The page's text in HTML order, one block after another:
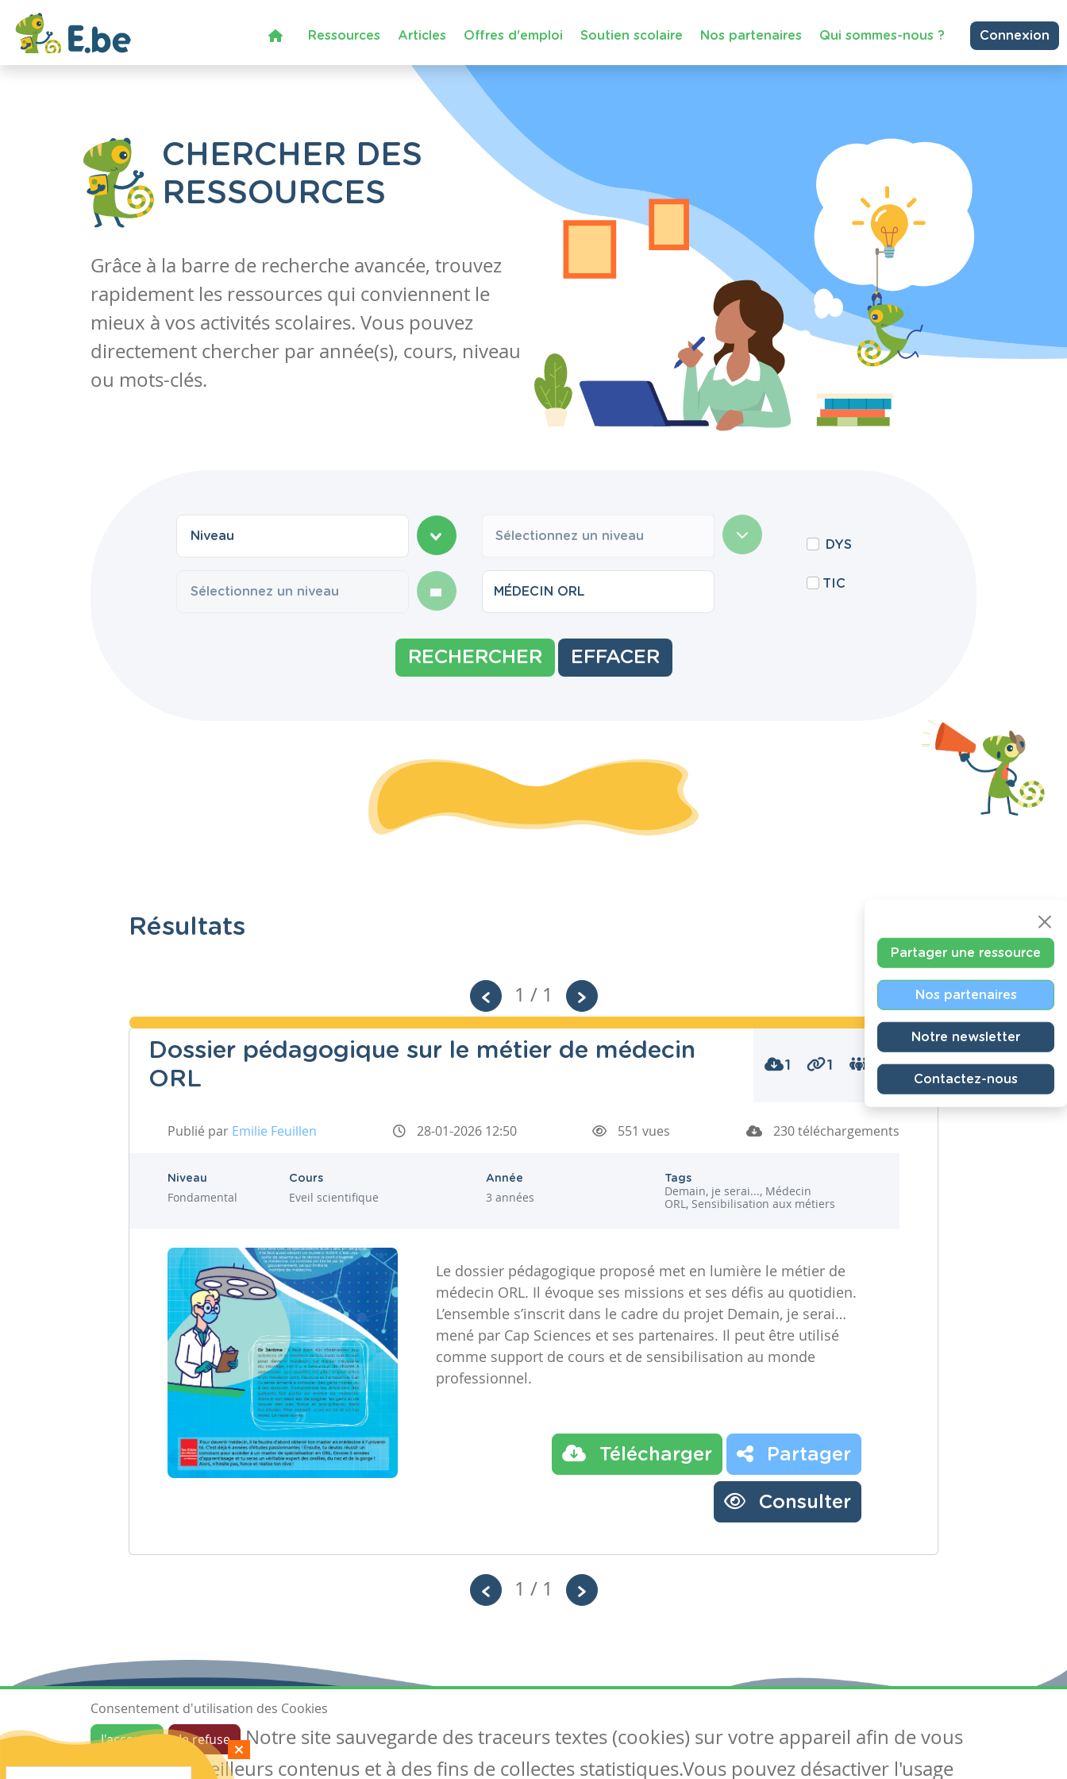
Ressources Articles Offres d'emploi Soutien scolaire Nos partenaires Qui sommes-nous ? Connexion
CHERCHER DES
RESSOURCES
Grâce à la barre de recherche avancée, trouvez
rapidement les ressources qui conviennent le
mieux à vos activités scolaires. Vous pouvez
directement chercher par année(s), cours, niveau
ou mots-clés.
Sélectionnez un niveau
DYS
TIC
RECHERCHER EFFACER
Résultats
1 / 1
Dossier pédagogique sur le métier de médecin
ORL
1 1 0
Publié par Emilie Feuillen 28-01-2026 12:50 551 vues 230 téléchargements
Niveau
Fondamental
Cours
Eveil scientifique
Année
3 années
Tags
Demain, je serai..., Médecin
ORL, Sensibilisation aux métiers
Le dossier pédagogique proposé met en lumière le métier de
médecin ORL. Il évoque ses missions et ses défis au quotidien.
L’ensemble s’inscrit dans le cadre du projet Demain, je serai…
mené par Cap Sciences et ses partenaires. Il peut être utilisé
comme support de cours et de sensibilisation au monde
professionnel.
Télécharger Partager
Consulter
1 / 1
Partager une ressource
Nos partenaires
Notre newsletter
Contactez-nous
Ressources
Les ressources
Articles
Tous les articles
Suivez-nous
Contactez-nous
Consentement d'utilisation des Cookies
J'accepte
Je refuse
Notre site sauvegarde des traceurs textes (cookies) sur votre appareil afin de vous
garantir de meilleurs contenus et à des fins de collectes statistiques.Vous pouvez désactiver l'usage